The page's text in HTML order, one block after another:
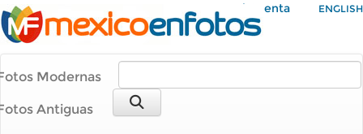
Mi Cuenta ENGLISH
Modernas
Antiguas